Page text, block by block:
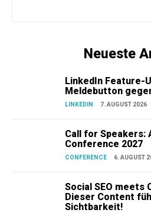
Neueste
LinkedIn Feature-
Meldebutton
LINKEDIN 7. AUGUST 2026
Call for Speakers:
Conference 2027
CONFERENCE 6. AUGUST
Social SEO meets
Dieser Content
Sichtbarkeit!